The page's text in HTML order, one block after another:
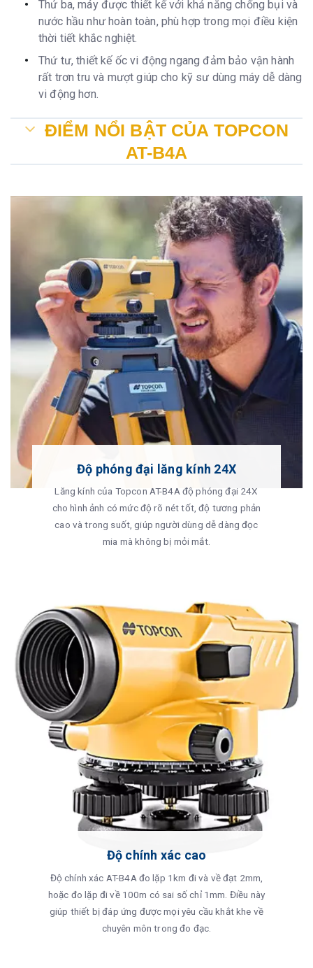
Thứ ba, máy được thiết kế với khả năng chống bụi và
nước hầu như hoàn toàn, phù hợp trong mọi điều kiện
thời tiết khắc nghiệt.
Thứ tư, thiết kế ốc vi động ngang đảm bảo vận hành
rất trơn tru và mượt giúp cho kỹ sư dùng máy dễ dàng
vi động hơn.
ĐIỂM NỔI BẬT CỦA TOPCON
AT-B4A
Độ phóng đại lăng kính 24X
Lăng kính của Topcon AT-B4A độ phóng đại 24X
cho hình ảnh có mức độ rõ nét tốt, độ tương phản
cao và trong suốt, giúp người dùng dễ dàng đọc
mia mà không bị mỏi mắt.
Độ chính xác cao
Độ chính xác AT-B4A đo lặp 1km đi và về đạt 2mm,
hoặc đo lặp đi về 100m có sai số chỉ 1mm. Điều này
giúp thiết bị đáp ứng được mọi yêu cầu khắt khe về
chuyên môn trong đo đạc.